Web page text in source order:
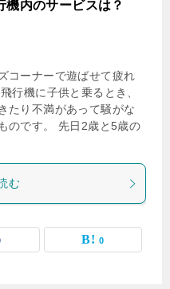
機内のサービスは？
コーナーで遊ばせて疲れ
行機に子供と乗るとき、
たり不満があって騒がな
のです。 先日2歳と5歳の
む
0